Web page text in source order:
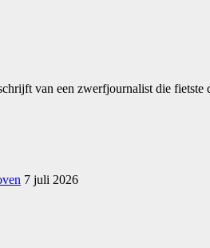
van een zwerfjournalist die
7 juli 2026